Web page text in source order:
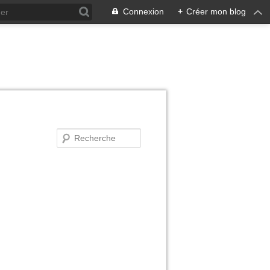
Connexion + Créer mon blog